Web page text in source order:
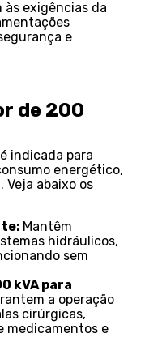
às exigências da
e
de 200
indicada para
energético,
Veja abaixo os
Mantêm
hidráulicos,
sem
kVA para
a operação
cirúrgicas,
medicamentos e